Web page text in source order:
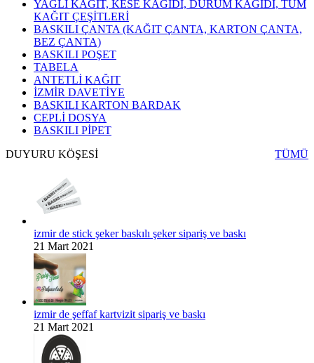
YAĞLI KAĞIT, KESE KAĞIDI, DÜRÜM KAĞIDI, TÜM
KAĞIT ÇEŞİTLERİ
BASKILI ÇANTA (KAĞIT ÇANTA, KARTON ÇANTA,
BEZ ÇANTA)
BASKILI POŞET
TABELA
ANTETLİ KAĞIT
İZMİR DAVETİYE
BASKILI KARTON BARDAK
CEPLİ DOSYA
BASKILI PİPET
DUYURU KÖŞESİ
TÜMÜ
izmir de stick şeker baskılı şeker sipariş ve baskı
21 Mart 2021
izmir de şeffaf kartvizit sipariş ve baskı
21 Mart 2021